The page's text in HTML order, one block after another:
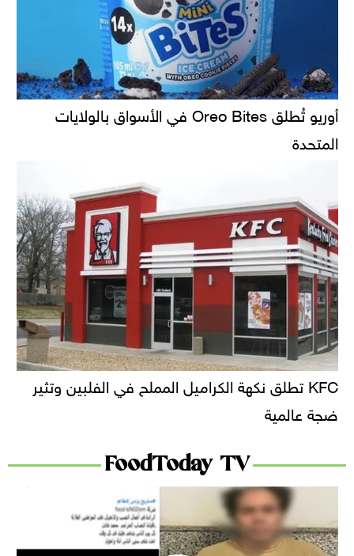
أوريو تُطلق Oreo Bites في الأسواق بالولايات
المتحدة
KFC تطلق نكهة الكراميل المملح في الفلبين وتثير
ضجة عالمية
FoodToday TV